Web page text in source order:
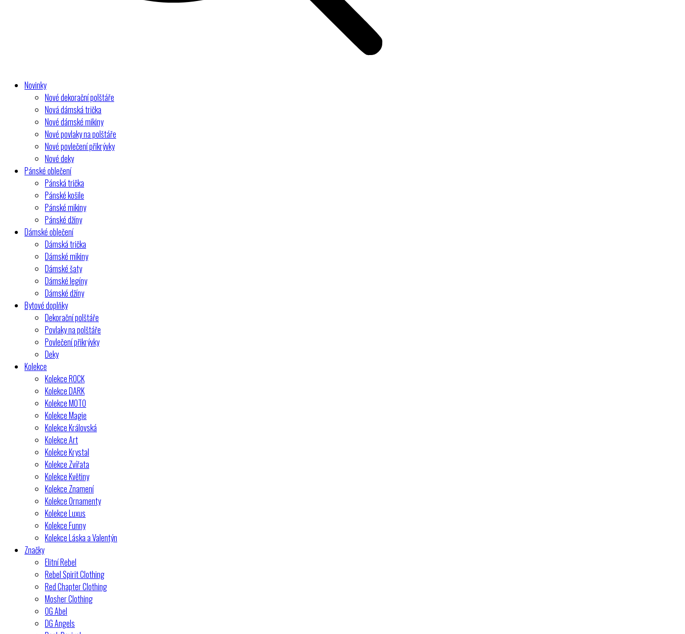
Novinky
Nové dekorační polštáře
Nová dámská trička
Nové dámské mikiny
Nové povlaky na polštáře
Nové povlečení přikrývky
Nové deky
Pánské oblečení
Pánská trička
Pánské košile
Pánské mikiny
Pánské džíny
Dámské oblečení
Dámská trička
Dámské mikiny
Dámské šaty
Dámské legíny
Dámské džíny
Bytové doplňky
Dekorační polštáře
Povlaky na polštáře
Povlečení přikrývky
Deky
Kolekce
Kolekce ROCK
Kolekce DARK
Kolekce MOTO
Kolekce Magie
Kolekce Královská
Kolekce Art
Kolekce Krystal
Kolekce Zvířata
Kolekce Květiny
Kolekce Znamení
Kolekce Ornamenty
Kolekce Luxus
Kolekce Funny
Kolekce Láska a Valentýn
Značky
Elitní Rebel
Rebel Spirit Clothing
Red Chapter Clothing
Mosher Clothing
OG Abel
DG Angels